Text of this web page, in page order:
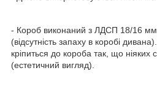
- Короб виконаний з ЛДСП 18/16 мм.
(відсутність запаху в коробі
кріпиться до короба так, що ніяких
(естетичний вигляд).